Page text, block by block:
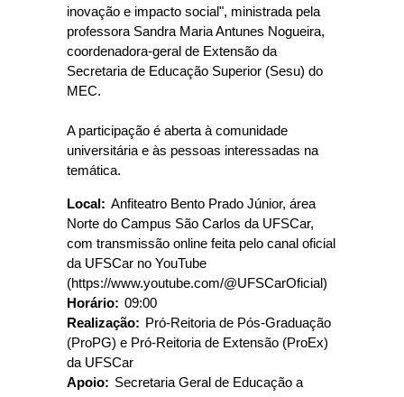
inovação e impacto social", ministrada pela
professora Sandra Maria Antunes Nogueira,
coordenadora‑geral de Extensão da
Secretaria de Educação Superior (Sesu) do
MEC.
A participação é aberta à comunidade
universitária e às pessoas interessadas na
temática.
Local: Anfiteatro Bento Prado Júnior, área
Norte do Campus São Carlos da UFSCar,
com transmissão online feita pelo canal oficial
da UFSCar no YouTube
(https://www.youtube.com/@UFSCarOficial)
Horário: 09:00
Realização: Pró‑Reitoria de Pós‑Graduação
(ProPG) e Pró‑Reitoria de Extensão (ProEx)
da UFSCar
Apoio: Secretaria Geral de Educação a